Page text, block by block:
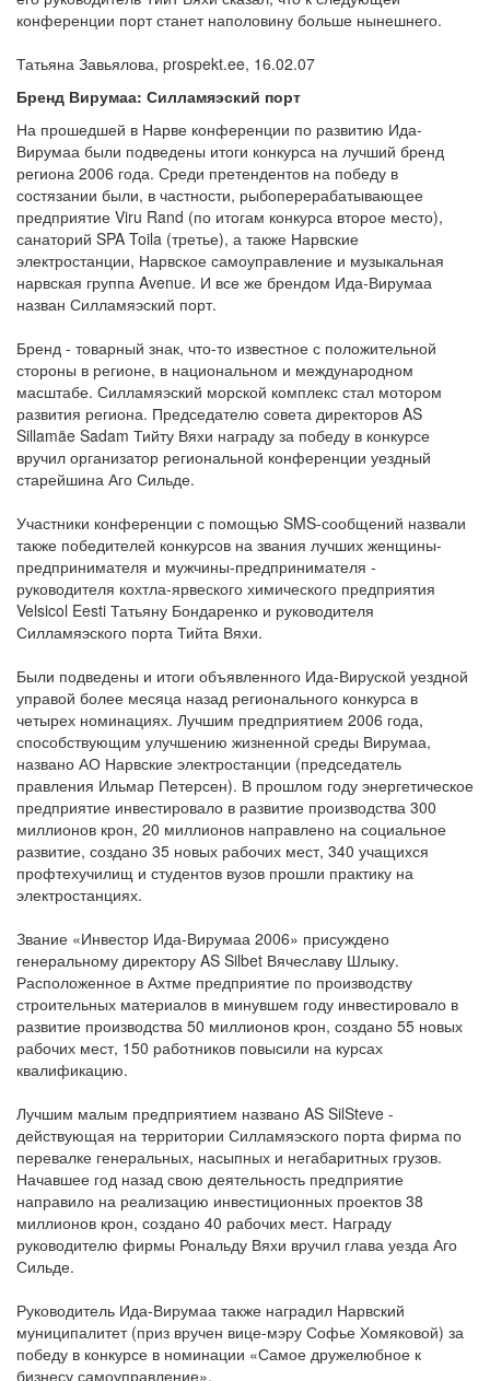
конференции порт станет наполовину больше нынешнего.
Татьяна Завьялова, prospekt.ee, 16.02.07
Бренд Вирумаа: Силламяэский порт
На прошедшей в Нарве конференции по развитию Ида-
Вирумаа были подведены итоги конкурса на лучший бренд
региона 2006 года. Среди претендентов на победу в
состязании были, в частности, рыбоперерабатывающее
предприятие Viru Rand (по итогам конкурса второе место),
санаторий SPA Toila (третье), а также Нарвские
электростанции, Нарвское самоуправление и музыкальная
нарвская группа Avenue. И все же брендом Ида-Вирумаа
назван Силламяэский порт.
Бренд - товарный знак, что-то известное с положительной
стороны в регионе, в национальном и международном
масштабе. Силламяэский морской комплекс стал мотором
развития региона. Председателю совета директоров AS
Sillamäe Sadam Тийту Вяхи награду за победу в конкурсе
вручил организатор региональной конференции уездный
старейшина Аго Сильде.
Участники конференции с помощью SMS-сообщений назвали
также победителей конкурсов на звания лучших женщины-
предпринимателя и мужчины-предпринимателя -
руководителя кохтла-ярвеского химического предприятия
Velsicol Eesti Татьяну Бондаренко и руководителя
Силламяэского порта Тийта Вяхи.
Были подведены и итоги объявленного Ида-Вируской уездной
управой более месяца назад регионального конкурса в
четырех номинациях. Лучшим предприятием 2006 года,
способствующим улучшению жизненной среды Вирумаа,
названо АО Нарвские электростанции (председатель
правления Ильмар Петерсен). В прошлом году энергетическое
предприятие инвестировало в развитие производства 300
миллионов крон, 20 миллионов направлено на социальное
развитие, создано 35 новых рабочих мест, 340 учащихся
профтехучилищ и студентов вузов прошли практику на
электростанциях.
Звание «Инвестор Ида-Вирумаа 2006» присуждено
генеральному директору AS Silbet Вячеславу Шлыку.
Расположенное в Ахтме предприятие по производству
строительных материалов в минувшем году инвестировало в
развитие производства 50 миллионов крон, создано 55 новых
рабочих мест, 150 работников повысили на курсах
квалификацию.
Лучшим малым предприятием названо AS SilSteve -
действующая на территории Силламяэского порта фирма по
перевалке генеральных, насыпных и негабаритных грузов.
Начавшее год назад свою деятельность предприятие
направило на реализацию инвестиционных проектов 38
миллионов крон, создано 40 рабочих мест. Награду
руководителю фирмы Рональду Вяхи вручил глава уезда Аго
Сильде.
Руководитель Ида-Вирумаа также наградил Нарвский
муниципалитет (приз вручен вице-мэру Софье Хомяковой) за
победу в конкурсе в номинации «Самое дружелюбное к
бизнесу самоуправление».